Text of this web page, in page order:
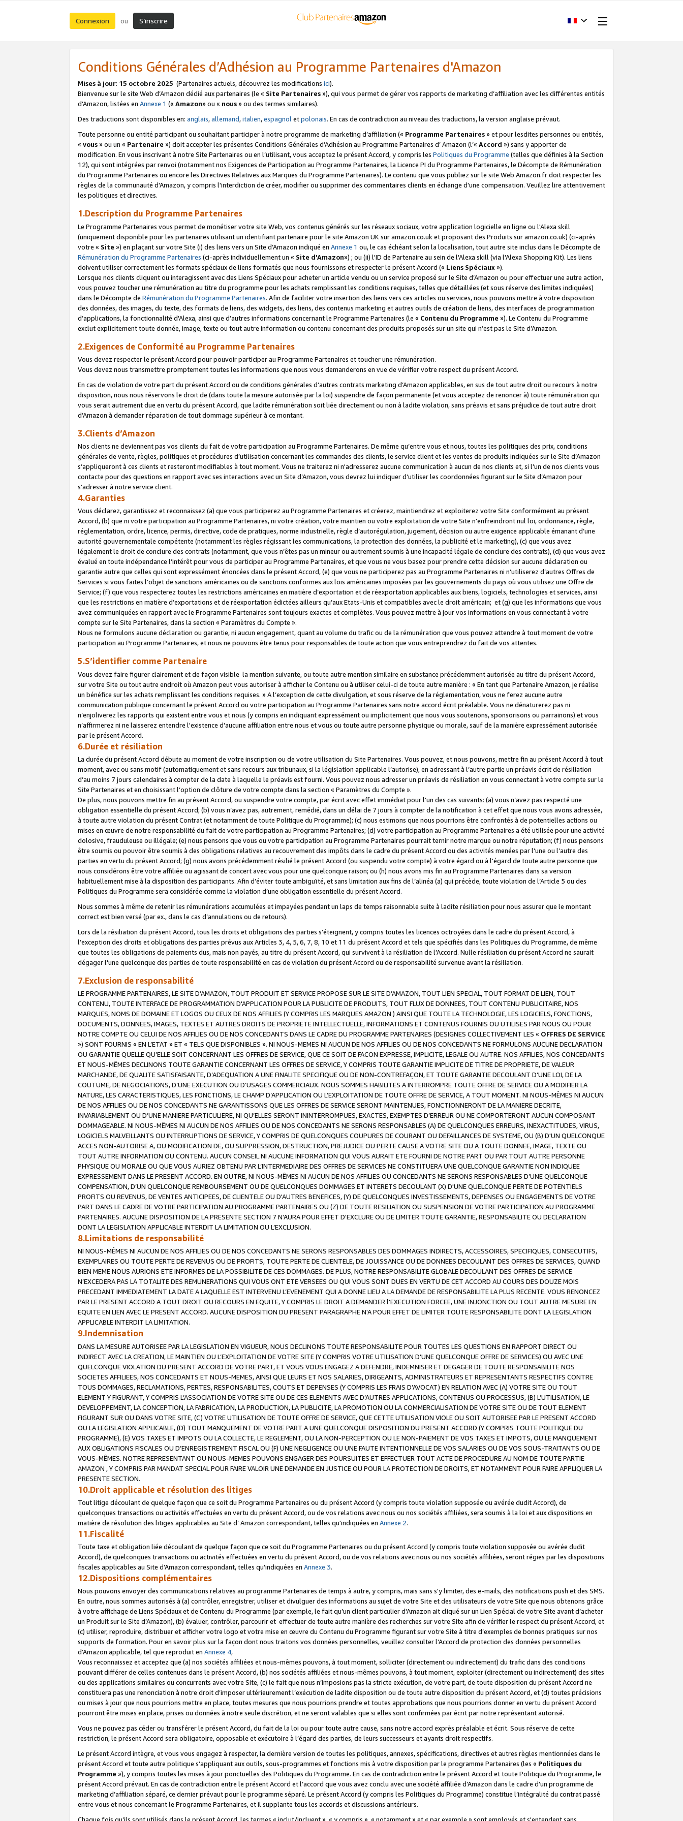
Connexion ou S’inscrire
Conditions Générales d’Adhésion au Programme Partenaires d'Amazon
Mises à jour: 15 octobre 2025 (Partenaires actuels, découvrez les modifications ici).
Bienvenue sur le site Web d’Amazon dédié aux partenaires (le « Site Partenaires»), qui vous permet de gérer vos rapports de marketing d’affiliation avec les différentes entités
d’Amazon, listées en Annexe 1 (« Amazon» ou « nous» ou des termes similaires).
Des traductions sont disponibles en: anglais,allemand,italien,espagnoletpolonais. En cas de contradiction au niveau des traductions, la version anglaise prévaut.
Toute personne ou entité participant ou souhaitant participer à notre programme de marketing d’affiliation (« Programme Partenaires» et pour lesdites personnes ou entités,
« vous» ou un « Partenaire ») doit accepter les présentes Conditions Générales d’Adhésion au Programme Partenaires d’ Amazon (l’« Accord ») sans y apporter de
modification. En vous inscrivant à notre Site Partenaires ou en l’utilisant, vous acceptez le présent Accord, y compris les Politiques du Programme (telles que définies à la Section
12), qui sont intégrées par renvoi (notamment nos Exigences de Participation au Programme Partenaires, la Licence PI du Programme Partenaires, le Décompte de Rémunération
du Programme Partenaires ou encore les Directives Relatives aux Marques du Programme Partenaires). Le contenu que vous publiez sur le site Web Amazon.fr doit respecter les
règles de la communauté d'Amazon, y compris l'interdiction de créer, modifier ou supprimer des commentaires clients en échange d'une compensation. Veuillez lire attentivement
les politiques et directives.
1.Description du Programme Partenaires
Le Programme Partenaires vous permet de monétiser votre site Web, vos contenus générés sur les réseaux sociaux, votre application logicielle en ligne ou l'Alexa skill
(uniquement disponible pour les partenaires utilisant un identifiant partenaire pour le site Amazon UK sur amazon.co.uk et proposant des Produits sur amazon.co.uk) (ci-après
votre « Site ») en plaçant sur votre Site (i) des liens vers un Site d’Amazon indiqué en Annexe 1 ou, le cas échéant selon la localisation, tout autre site inclus dans le Décompte de
Rémunération du Programme Partenaires (ci-après individuellement un « Site d’Amazon») ; ou (ii) l'ID de Partenaire au sein de l'Alexa skill (via l'Alexa Shopping Kit). Les liens
doivent utiliser correctement les formats spéciaux de liens formatés que nous fournissons et respecter le présent Accord (« Liens Spéciaux»).
Lorsque nos clients cliquent ou interagissent avec des Liens Spéciaux pour acheter un article vendu ou un service proposé sur le Site d’Amazon ou pour effectuer une autre action,
vous pouvez toucher une rémunération au titre du programme pour les achats remplissant les conditions requises, telles que détaillées (et sous réserve des limites indiquées)
dans le Décompte de Rémunération du Programme Partenaires. Afin de faciliter votre insertion des liens vers ces articles ou services, nous pouvons mettre à votre disposition
des données, des images, du texte, des formats de liens, des widgets, des liens, des contenus marketing et autres outils de création de liens, des interfaces de programmation
d’applications, la fonctionnalité d'Alexa, ainsi que d’autres informations concernant le Programme Partenaires (le « Contenu du Programme »). Le Contenu du Programme
exclut explicitement toute donnée, image, texte ou tout autre information ou contenu concernant des produits proposés sur un site qui n’est pas le Site d’Amazon.
2.Exigences de Conformité au Programme Partenaires
Vous devez respecter le présent Accord pour pouvoir participer au Programme Partenaires et toucher une rémunération.
Vous devez nous transmettre promptement toutes les informations que nous vous demanderons en vue de vérifier votre respect du présent Accord.
En cas de violation de votre part du présent Accord ou de conditions générales d’autres contrats marketing d’Amazon applicables, en sus de tout autre droit ou recours à notre
disposition, nous nous réservons le droit de (dans toute la mesure autorisée par la loi) suspendre de façon permanente (et vous acceptez de renoncer à) toute rémunération qui
vous serait autrement due en vertu du présent Accord, que ladite rémunération soit liée directement ou non à ladite violation, sans préavis et sans préjudice de tout autre droit
d’Amazon à demander réparation de tout dommage supérieur à ce montant.
3.Clients d’Amazon
Nos clients ne deviennent pas vos clients du fait de votre participation au Programme Partenaires. De même qu’entre vous et nous, toutes les politiques des prix, conditions
générales de vente, règles, politiques et procédures d’utilisation concernant les commandes des clients, le service client et les ventes de produits indiquées sur le Site d’Amazon
s’appliqueront à ces clients et resteront modifiables à tout moment. Vous ne traiterez ni n'adresserez aucune communication à aucun de nos clients et, si l’un de nos clients vous
contacte pour des questions en rapport avec ses interactions avec un Site d’Amazon, vous devrez lui indiquer d’utiliser les coordonnées figurant sur le Site d’Amazon pour
s’adresser à notre service client.
4.Garanties
Vous déclarez, garantissez et reconnaissez (a) que vous participerez au Programme Partenaires et créerez, maintiendrez et exploiterez votre Site conformément au présent
Accord, (b) que ni votre participation au Programme Partenaires, ni votre création, votre maintien ou votre exploitation de votre Site n’enfreindront nul loi, ordonnance, règle,
réglementation, ordre, licence, permis, directive, code de pratiques, norme industrielle, règle d’autorégulation, jugement, décision ou autre exigence applicable émanant d’une
autorité gouvernementale compétente (notamment les règles régissant les communications, la protection des données, la publicité et le marketing), (c) que vous avez
légalement le droit de conclure des contrats (notamment, que vous n’êtes pas un mineur ou autrement soumis à une incapacité légale de conclure des contrats), (d) que vous avez
évalué en toute indépendance l’intérêt pour vous de participer au Programme Partenaires, et que vous ne vous basez pour prendre cette décision sur aucune déclaration ou
garantie autre que celles qui sont expressément énoncées dans le présent Accord, (e) que vous ne participerez pas au Programme Partenaires ni n’utiliserez d’autres Offres de
Services si vous faites l’objet de sanctions américaines ou de sanctions conformes aux lois américaines imposées par les gouvernements du pays où vous utilisez une Offre de
Service; (f) que vous respecterez toutes les restrictions américaines en matière d’exportation et de réexportation applicables aux biens, logiciels, technologies et services, ainsi
que les restrictions en matière d’exportations et de réexportation édictées ailleurs qu’aux Etats-Unis et compatibles avec le droit américain; et (g) que les informations que vous
avez communiquées en rapport avec le Programme Partenaires sont toujours exactes et complètes. Vous pouvez mettre à jour vos informations en vous connectant à votre
compte sur le Site Partenaires, dans la section « Paramètres du Compte ».
Nous ne formulons aucune déclaration ou garantie, ni aucun engagement, quant au volume du trafic ou de la rémunération que vous pouvez attendre à tout moment de votre
participation au Programme Partenaires, et nous ne pouvons être tenus pour responsables de toute action que vous entreprendrez du fait de vos attentes.
5.S’identifier comme Partenaire
Vous devez faire figurer clairement et de façon visible la mention suivante, ou toute autre mention similaire en substance précédemment autorisée au titre du présent Accord,
sur votre Site ou tout autre endroit où Amazon peut vous autoriser à afficher le Contenu ou à utiliser celui-ci de toute autre manière : « En tant que Partenaire Amazon, je réalise
un bénéfice sur les achats remplissant les conditions requises. » A l’exception de cette divulgation, et sous réserve de la réglementation, vous ne ferez aucune autre
communication publique concernant le présent Accord ou votre participation au Programme Partenaires sans notre accord écrit préalable. Vous ne dénaturerez pas ni
n’enjoliverez les rapports qui existent entre vous et nous (y compris en indiquant expressément ou implicitement que nous vous soutenons, sponsorisons ou parrainons) et vous
n’affirmerez ni ne laisserez entendre l'existence d'aucune affiliation entre nous et vous ou toute autre personne physique ou morale, sauf de la manière expressément autorisée
par le présent Accord.
6.Durée et résiliation
La durée du présent Accord débute au moment de votre inscription ou de votre utilisation du Site Partenaires. Vous pouvez, et nous pouvons, mettre fin au présent Accord à tout
moment, avec ou sans motif (automatiquement et sans recours aux tribunaux, si la législation applicable l’autorise), en adressant à l’autre partie un préavis écrit de résiliation
d’au moins 7 jours calendaires à compter de la date à laquelle le préavis est fourni. Vous pouvez nous adresser un préavis de résiliation en vous connectant à votre compte sur le
Site Partenaires et en choisissant l’option de clôture de votre compte dans la section « Paramètres du Compte ».
De plus, nous pouvons mettre fin au présent Accord, ou suspendre votre compte, par écrit avec effet immédiat pour l’un des cas suivants: (a) vous n’avez pas respecté une
obligation essentielle du présent Accord; (b) vous n’avez pas, autrement, remédié, dans un délai de 7 jours à compter de la notification à cet effet que nous vous avons adressée,
à toute autre violation du présent Contrat (et notamment de toute Politique du Programme); (c) nous estimons que nous pourrions être confrontés à de potentielles actions ou
mises en œuvre de notre responsabilité du fait de votre participation au Programme Partenaires; (d) votre participation au Programme Partenaires a été utilisée pour une activité
dolosive, frauduleuse ou illégale; (e) nous pensons que vous ou votre participation au Programme Partenaires pourrait ternir notre marque ou notre réputation; (f) nous pensons
être soumis ou pouvoir être soumis à des obligations relatives au recouvrement des impôts dans le cadre du présent Accord ou des activités menées par l’une ou l’autre des
parties en vertu du présent Accord; (g) nous avons précédemment résilié le présent Accord (ou suspendu votre compte) à votre égard ou à l'égard de toute autre personne que
nous considérons être votre affiliée ou agissant de concert avec vous pour une quelconque raison; ou (h) nous avons mis fin au Programme Partenaires dans sa version
habituellement mise à la disposition des participants. Afin d’éviter toute ambiguïté, et sans limitation aux fins de l’alinéa (a) qui précède, toute violation de l’Article 5 ou des
Politiques du Programme sera considérée comme la violation d’une obligation essentielle du présent Accord.
Nous sommes à même de retenir les rémunérations accumulées et impayées pendant un laps de temps raisonnable suite à ladite résiliation pour nous assurer que le montant
correct est bien versé (par ex., dans le cas d’annulations ou de retours).
Lors de la résiliation du présent Accord, tous les droits et obligations des parties s’éteignent, y compris toutes les licences octroyées dans le cadre du présent Accord, à
l’exception des droits et obligations des parties prévus aux Articles 3, 4, 5, 6, 7, 8, 10 et 11 du présent Accord et tels que spécifiés dans les Politiques du Programme, de même
que toutes les obligations de paiements dus, mais non payés, au titre du présent Accord, qui survivent à la résiliation de l’Accord. Nulle résiliation du présent Accord ne saurait
dégager l'une quelconque des parties de toute responsabilité en cas de violation du présent Accord ou de responsabilité survenue avant la résiliation.
7.Exclusion de responsabilité
LE PROGRAMME PARTENAIRES, LE SITE D’AMAZON, TOUT PRODUIT ET SERVICE PROPOSE SUR LE SITE D’AMAZON, TOUT LIEN SPECIAL, TOUT FORMAT DE LIEN, TOUT
CONTENU, TOUTE INTERFACE DE PROGRAMMATION D'APPLICATION POUR LA PUBLICITE DE PRODUITS, TOUT FLUX DE DONNEES, TOUT CONTENU PUBLICITAIRE, NOS
MARQUES, NOMS DE DOMAINE ET LOGOS OU CEUX DE NOS AFFILIES (Y COMPRIS LES MARQUES AMAZON ) AINSI QUE TOUTE LA TECHNOLOGIE, LES LOGICIELS, FONCTIONS,
DOCUMENTS, DONNEES, IMAGES, TEXTES ET AUTRES DROITS DE PROPRIETE INTELLECTUELLE, INFORMATIONS ET CONTENUS FOURNIS OU UTILISES PAR NOUS OU POUR
NOTRE COMPTE OU CELUI DE NOS AFFILIES OU DE NOS CONCEDANTS DANS LE CADRE DU PROGRAMME PARTENAIRES (DESIGNES COLLECTIVEMENT LES « OFFRES DE SERVICE
») SONT FOURNIS « EN L’ETAT » ET « TELS QUE DISPONIBLES ». NI NOUS-MEMES NI AUCUN DE NOS AFFILIES OU DE NOS CONCEDANTS NE FORMULONS AUCUNE DECLARATION
OU GARANTIE QUELLE QU’ELLE SOIT CONCERNANT LES OFFRES DE SERVICE, QUE CE SOIT DE FACON EXPRESSE, IMPLICITE, LEGALE OU AUTRE. NOS AFFILIES, NOS CONCEDANTS
ET NOUS-MÊMES DECLINONS TOUTE GARANTIE CONCERNANT LES OFFRES DE SERVICE, Y COMPRIS TOUTE GARANTIE IMPLICITE DE TITRE DE PROPRIETE, DE VALEUR
MARCHANDE, DE QUALITE SATISFAISANTE, D’ADEQUATION A UNE FINALITE SPECIFIQUE OU DE NON-CONTREFAÇON, ET TOUTE GARANTIE DECOULANT D’UNE LOI, DE LA
COUTUME, DE NEGOCIATIONS, D’UNE EXECUTION OU D’USAGES COMMERCIAUX. NOUS SOMMES HABILITES A INTERROMPRE TOUTE OFFRE DE SERVICE OU A MODIFIER LA
NATURE, LES CARACTERISTIQUES, LES FONCTIONS, LE CHAMP D’APPLICATION OU L’EXPLOITATION DE TOUTE OFFRE DE SERVICE, A TOUT MOMENT. NI NOUS-MÊMES NI AUCUN
DE NOS AFFILIES OU DE NOS CONCEDANTS NE GARANTISSONS QUE LES OFFRES DE SERVICE SERONT MAINTENUES, FONCTIONNERONT DE LA MANIERE DECRITE,
INVARIABLEMENT OU D’UNE MANIERE PARTICULIERE, NI QU’ELLES SERONT ININTERROMPUES, EXACTES, EXEMPTES D’ERREUR OU NE COMPORTERONT AUCUN COMPOSANT
DOMMAGEABLE. NI NOUS-MÊMES NI AUCUN DE NOS AFFILIES OU DE NOS CONCEDANTS NE SERONS RESPONSABLES (A) DE QUELCONQUES ERREURS, INEXACTITUDES, VIRUS,
LOGICIELS MALVEILLANTS OU INTERRUPTIONS DE SERVICE, Y COMPRIS DE QUELCONQUES COUPURES DE COURANT OU DEFAILLANCES DE SYSTEME, OU (B) D'UN QUELCONQUE
ACCES NON-AUTORISE A, OU MODIFICATION DE, OU SUPPRESSION, DESTRUCTION, PREJUDICE OU PERTE CAUSE A VOTRE SITE OU A TOUTE DONNEE, IMAGE, TEXTE OU
TOUT AUTRE INFORMATION OU CONTENU. AUCUN CONSEIL NI AUCUNE INFORMATION QUI VOUS AURAIT ETE FOURNI DE NOTRE PART OU PAR TOUT AUTRE PERSONNE
PHYSIQUE OU MORALE OU QUE VOUS AURIEZ OBTENU PAR L’INTERMEDIAIRE DES OFFRES DE SERVICES NE CONSTITUERA UNE QUELCONQUE GARANTIE NON INDIQUEE
EXPRESSEMENT DANS LE PRESENT ACCORD. EN OUTRE, NI NOUS-MÊMES NI AUCUN DE NOS AFFILIES OU CONCEDANTS NE SERONS RESPONSABLES D’UNE QUELCONQUE
COMPENSATION, D’UN QUELCONQUE REMBOURSEMENT OU DE QUELCONQUES DOMMAGES ET INTERETS DECOULANT (X) D'UNE QUELCONQUE PERTE DE POTENTIELS
PROFITS OU REVENUS, DE VENTES ANTICIPEES, DE CLIENTELE OU D'AUTRES BENEFICES, (Y) DE QUELCONQUES INVESTISSEMENTS, DEPENSES OU ENGAGEMENTS DE VOTRE
PART DANS LE CADRE DE VOTRE PARTICIPATION AU PROGRAMME PARTENAIRES OU (Z) DE TOUTE RESILIATION OU SUSPENSION DE VOTRE PARTICIPATION AU PROGRAMME
PARTENAIRES. AUCUNE DISPOSITION DE LA PRESENTE SECTION 7 N'AURA POUR EFFET D'EXCLURE OU DE LIMITER TOUTE GARANTIE, RESPONSABILITE OU DECLARATION
DONT LA LEGISLATION APPLICABLE INTERDIT LA LIMITATION OU L’EXCLUSION.
8.Limitations de responsabilité
NI NOUS-MÊMES NI AUCUN DE NOS AFFILIES OU DE NOS CONCEDANTS NE SERONS RESPONSABLES DES DOMMAGES INDIRECTS, ACCESSOIRES, SPECIFIQUES, CONSECUTIFS,
EXEMPLAIRES OU TOUTE PERTE DE REVENUS OU DE PROFITS, TOUTE PERTE DE CLIENTELE, DE JOUISSANCE OU DE DONNEES DECOULANT DES OFFRES DE SERVICES, QUAND
BIEN MEME NOUS AURIONS ETE INFORMES DE LA POSSIBILITE DE CES DOMMAGES. DE PLUS, NOTRE RESPONSABILITE GLOBALE DECOULANT DES OFFRES DE SERVICE
N’EXCEDERA PAS LA TOTALITE DES REMUNERATIONS QUI VOUS ONT ETE VERSEES OU QUI VOUS SONT DUES EN VERTU DE CET ACCORD AU COURS DES DOUZE MOIS
PRECEDANT IMMEDIATEMENT LA DATE A LAQUELLE EST INTERVENU L’EVENEMENT QUI A DONNE LIEU A LA DEMANDE DE RESPONSABILITE LA PLUS RECENTE. VOUS RENONCEZ
PAR LE PRESENT ACCORD A TOUT DROIT OU RECOURS EN EQUITE, Y COMPRIS LE DROIT A DEMANDER l'EXECUTION FORCEE, UNE INJONCTION OU TOUT AUTRE MESURE EN
EQUITE EN LIEN AVEC LE PRESENT ACCORD. AUCUNE DISPOSITION DU PRESENT PARAGRAPHE N'A POUR EFFET DE LIMITER TOUTE RESPONSABILITE DONT LA LEGISLATION
APPLICABLE INTERDIT LA LIMITATION.
9.Indemnisation
DANS LA MESURE AUTORISEE PAR LA LEGISLATION EN VIGUEUR, NOUS DECLINONS TOUTE RESPONSABILITE POUR TOUTES LES QUESTIONS EN RAPPORT DIRECT OU
INDIRECT AVEC LA CREATION, LE MAINTIEN OU L’EXPLOITATION DE VOTRE SITE (Y COMPRIS VOTRE UTILISATION D'UNE QUELCONQUE OFFRE DE SERVICES) OU AVEC UNE
QUELCONQUE VIOLATION DU PRESENT ACCORD DE VOTRE PART, ET VOUS VOUS ENGAGEZ A DEFENDRE, INDEMNISER ET DEGAGER DE TOUTE RESPONSABILITE NOS
SOCIETES AFFILIEES, NOS CONCEDANTS ET NOUS-MEMES, AINSI QUE LEURS ET NOS SALARIES, DIRIGEANTS, ADMINISTRATEURS ET REPRESENTANTS RESPECTIFS CONTRE
TOUS DOMMAGES, RECLAMATIONS, PERTES, RESPONSABILITES, COUTS ET DEPENSES (Y COMPRIS LES FRAIS D’AVOCAT) EN RELATION AVEC (A) VOTRE SITE OU TOUT
ELEMENT Y FIGURANT, Y COMPRIS L’ASSOCIATION DE VOTRE SITE OU DE CES ELEMENTS AVEC D’AUTRES APPLICATIONS, CONTENUS OU PROCESSUS, (B) L’UTILISATION, LE
DEVELOPPEMENT, LA CONCEPTION, LA FABRICATION, LA PRODUCTION, LA PUBLICITE, LA PROMOTION OU LA COMMERCIALISATION DE VOTRE SITE OU DE TOUT ELEMENT
FIGURANT SUR OU DANS VOTRE SITE, (C) VOTRE UTILISATION DE TOUTE OFFRE DE SERVICE, QUE CETTE UTILISATION VIOLE OU SOIT AUTORISEE PAR LE PRESENT ACCORD
OU LA LEGISLATION APPLICABLE, (D) TOUT MANQUEMENT DE VOTRE PART A UNE QUELCONQUE DISPOSITION DU PRESENT ACCORD (Y COMPRIS TOUTE POLITIQUE DU
PROGRAMME), (E) VOS TAXES ET IMPOTS OU LA COLLECTE, LE REGLEMENT, OU LA NON-PERCEPTION OU LE NON-PAIEMENT DE VOS TAXES ET IMPOTS, OU LE MANQUEMENT
AUX OBLIGATIONS FISCALES OU D’ENREGISTREMENT FISCAL OU (F) UNE NEGLIGENCE OU UNE FAUTE INTENTIONNELLE DE VOS SALARIES OU DE VOS SOUS-TRAITANTS OU DE
VOUS-MÊMES. NOTRE REPRESENTANT OU NOUS-MEMES POUVONS ENGAGER DES POURSUITES ET EFFECTUER TOUT ACTE DE PROCEDURE AU NOM DE TOUTE PARTIE
AMAZON , Y COMPRIS PAR MANDAT SPECIAL POUR FAIRE VALOIR UNE DEMANDE EN JUSTICE OU POUR LA PROTECTION DE DROITS, ET NOTAMMENT POUR FAIRE APPLIQUER LA
PRESENTE SECTION.
10.Droit applicable et résolution des litiges
Tout litige découlant de quelque façon que ce soit du Programme Partenaires ou du présent Accord (y compris toute violation supposée ou avérée dudit Accord), de
quelconques transactions ou activités effectuées en vertu du présent Accord, ou de vos relations avec nous ou nos sociétés affiliées, sera soumis à la loi et aux dispositions en
matière de résolution des litiges applicables au Site d’ Amazon correspondant, telles qu'indiquées en Annexe 2.
11.Fiscalité
Toute taxe et obligation liée découlant de quelque façon que ce soit du Programme Partenaires ou du présent Accord (y compris toute violation supposée ou avérée dudit
Accord), de quelconques transactions ou activités effectuées en vertu du présent Accord, ou de vos relations avec nous ou nos sociétés affiliées, seront régies par les dispositions
fiscales applicables au Site d’Amazon correspondant, telles qu'indiquées en Annexe 3.
12.Dispositions complémentaires
Nous pouvons envoyer des communications relatives au programme Partenaires de temps à autre, y compris, mais sans s'y limiter, des e-mails, des notifications push et des SMS.
En outre, nous sommes autorisés à (a) contrôler, enregistrer, utiliser et divulguer des informations au sujet de votre Site et des utilisateurs de votre Site que nous obtenons grâce
à votre affichage de Liens Spéciaux et de Contenu du Programme (par exemple, le fait qu’un client particulier d'Amazon ait cliqué sur un Lien Spécial de votre Site avant d’acheter
un Produit sur le Site d’Amazon), (b) évaluer, contrôler, parcourir et effectuer de toute autre manière des recherches sur votre Site afin de vérifier le respect du présent Accord, et
(c) utiliser, reproduire, distribuer et afficher votre logo et votre mise en œuvre du Contenu du Programme figurant sur votre Site à titre d’exemples de bonnes pratiques sur nos
supports de formation. Pour en savoir plus sur la façon dont nous traitons vos données personnelles, veuillez consulter l’Accord de protection des données personnelles
d’Amazon applicable, tel que reproduit en Annexe 4,
Vous reconnaissez et acceptez que (a) nos sociétés affiliées et nous-mêmes pouvons, à tout moment, solliciter (directement ou indirectement) du trafic dans des conditions
pouvant différer de celles contenues dans le présent Accord, (b) nos sociétés affiliées et nous-mêmes pouvons, à tout moment, exploiter (directement ou indirectement) des sites
ou des applications similaires ou concurrents avec votre Site, (c) le fait que nous n’imposions pas la stricte exécution, de votre part, de toute disposition du présent Accord ne
constituera pas une renonciation à notre droit d’imposer ultérieurement l’exécution de ladite disposition ou de toute autre disposition du présent Accord, et (d) toutes précisions
ou mises à jour que nous pourrions mettre en place, toutes mesures que nous pourrions prendre et toutes approbations que nous pourrions donner en vertu du présent Accord
pourront être mises en place, prises ou données à notre seule discrétion, et ne seront valables que si elles sont confirmées par écrit par notre représentant autorisé.
Vous ne pouvez pas céder ou transférer le présent Accord, du fait de la loi ou pour toute autre cause, sans notre accord exprès préalable et écrit. Sous réserve de cette
restriction, le présent Accord sera obligatoire, opposable et exécutoire à l’égard des parties, de leurs successeurs et ayants droit respectifs.
Le présent Accord intègre, et vous vous engagez à respecter, la dernière version de toutes les politiques, annexes, spécifications, directives et autres règles mentionnées dans le
présent Accord et toute autre politique s’appliquant aux outils, sous-programmes et fonctions mis à votre disposition par le programme Partenaires (les « Politiques du
Programme »), y compris toutes les mises à jour ponctuelles des Politiques du Programme. En cas de contradiction entre le présent Accord et toute Politique du Programme, le
présent Accord prévaut. En cas de contradiction entre le présent Accord et l’accord que vous avez conclu avec une société affiliée d’Amazon dans le cadre d’un programme de
marketing d’affiliation séparé, ce dernier prévaut pour le programme séparé. Le présent Accord (y compris les Politiques du Programme) constitue l’intégralité du contrat passé
entre vous et nous concernant le Programme Partenaires, et il supplante tous les accords et discussions antérieurs.